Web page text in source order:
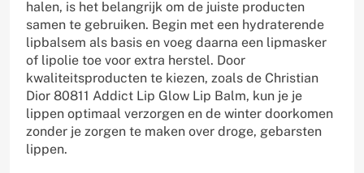
halen, is het belangrijk om de juiste producten
samen te gebruiken. Begin met een hydraterende
lipbalsem als basis en voeg daarna een lipmasker
of lipolie toe voor extra herstel. Door
kwaliteitsproducten te kiezen, zoals de Christian
Dior 80811 Addict Lip Glow Lip Balm, kun je je
lippen optimaal verzorgen en de winter doorkomen
zonder je zorgen te maken over droge, gebarsten
lippen.